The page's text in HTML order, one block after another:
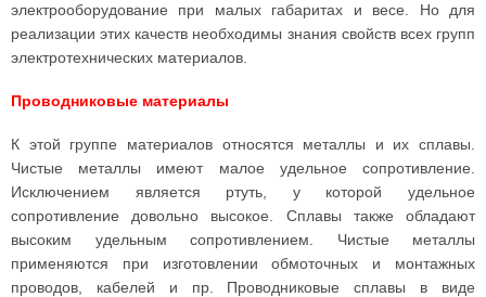
электрооборудование при малых габаритах и весе. Но для
реализации этих качеств необходимы знания свойств всех групп
электротехнических материалов.
Проводниковые материалы
К этой группе материалов относятся металлы и их сплавы.
Чистые металлы имеют малое удельное сопротивление.
Исключением является ртуть, у которой удельное
сопротивление довольно высокое. Сплавы также обладают
высоким удельным сопротивлением. Чистые металлы
применяются при изготовлении обмоточных и монтажных
проводов, кабелей и пр. Проводниковые сплавы в виде